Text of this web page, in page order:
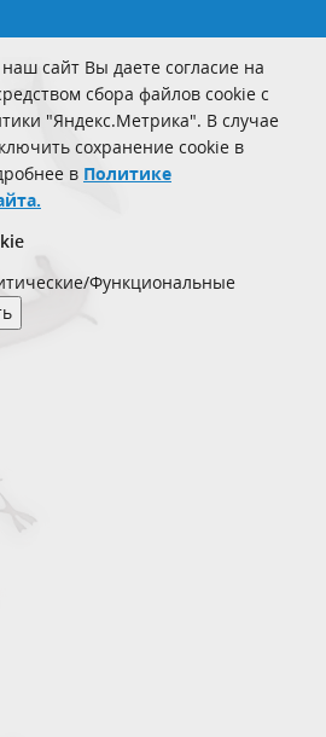
сайт Вы даете согласие на
сбора файлов cookie с
"Яндекс.Метрика". В случае
сохранение cookie в
в Политике
Функциональные